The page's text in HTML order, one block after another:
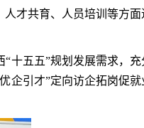
才共育、人员培训等方
十五五”规划发展需求，
企引才”定向访企拓岗促